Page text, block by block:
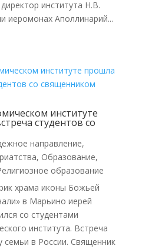
института Н.В.
иеромонах Аполлинарий...
институте
студентов со
направление,
, Образование,
образование
храма иконы Божьей
в Марьино иерей
со студентами
института. Встреча
семьи в России. Священник